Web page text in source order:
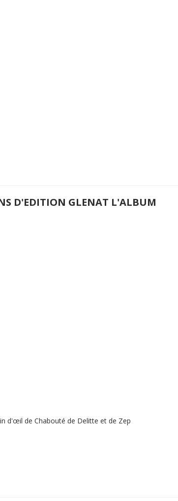
D'EDITION GLENAT L'ALBUM
d'œil de Chabouté de Delitte et de Zep